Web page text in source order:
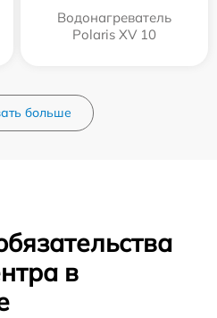
Водонагреватель
Polaris XV 10
больше
в